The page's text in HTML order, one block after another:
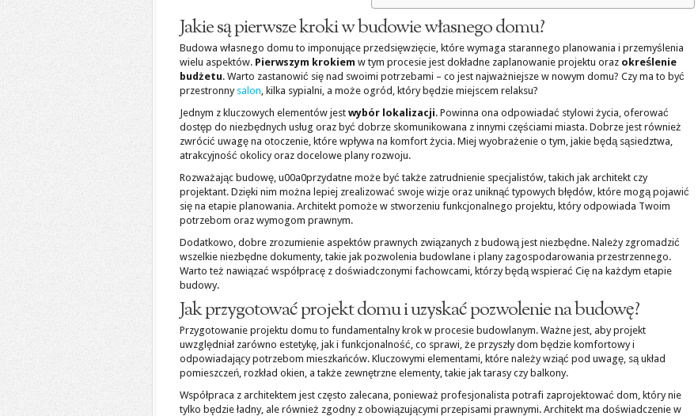
Jakie są pierwsze kroki w budowie własnego domu?
Budowa własnego domu to imponujące przedsięwzięcie, które wymaga starannego planowania i przemyślenia
wielu aspektów. Pierwszym krokiem w tym procesie jest dokładne zaplanowanie projektu oraz określenie
budżetu. Warto zastanowić się nad swoimi potrzebami – co jest najważniejsze w nowym domu? Czy ma to być
przestronny salon, kilka sypialni, a może ogród, który będzie miejscem relaksu?
Jednym z kluczowych elementów jest wybór lokalizacji. Powinna ona odpowiadać stylowi życia, oferować
dostęp do niezbędnych usług oraz być dobrze skomunikowana z innymi częściami miasta. Dobrze jest również
zwrócić uwagę na otoczenie, które wpływa na komfort życia. Miej wyobrażenie o tym, jakie będą sąsiedztwa,
atrakcyjność okolicy oraz docelowe plany rozwoju.
Rozważając budowę, u00a0przydatne może być także zatrudnienie specjalistów, takich jak architekt czy
projektant. Dzięki nim można lepiej zrealizować swoje wizje oraz uniknąć typowych błędów, które mogą pojawić
się na etapie planowania. Architekt pomoże w stworzeniu funkcjonalnego projektu, który odpowiada Twoim
potrzebom oraz wymogom prawnym.
Dodatkowo, dobre zrozumienie aspektów prawnych związanych z budową jest niezbędne. Należy zgromadzić
wszelkie niezbędne dokumenty, takie jak pozwolenia budowlane i plany zagospodarowania przestrzennego.
Warto też nawiązać współpracę z doświadczonymi fachowcami, którzy będą wspierać Cię na każdym etapie
budowy.
Jak przygotować projekt domu i uzyskać pozwolenie na budowę?
Przygotowanie projektu domu to fundamentalny krok w procesie budowlanym. Ważne jest, aby projekt
uwzględniał zarówno estetykę, jak i funkcjonalność, co sprawi, że przyszły dom będzie komfortowy i
odpowiadający potrzebom mieszkańców. Kluczowymi elementami, które należy wziąć pod uwagę, są układ
pomieszczeń, rozkład okien, a także zewnętrzne elementy, takie jak tarasy czy balkony.
Współpraca z architektem jest często zalecana, ponieważ profesjonalista potrafi zaprojektować dom, który nie
tylko będzie ładny, ale również zgodny z obowiązującymi przepisami prawnymi. Architekt ma doświadczenie w